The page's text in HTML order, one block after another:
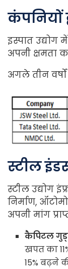
कंपनियों
इस्पात उद्योग
अपनी क्षमता
अगले तीन वर्षों
स्टील
स्टील उद्योग
निर्माण,
अपनी मांग
कैपिटल
खपत का
15% बढ़ने